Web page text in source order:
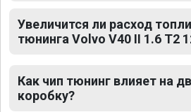
Увеличится ли расход
тюнинга Volvo V40 II 1.6 T2
Как чип тюнинг влияет на
коробку?